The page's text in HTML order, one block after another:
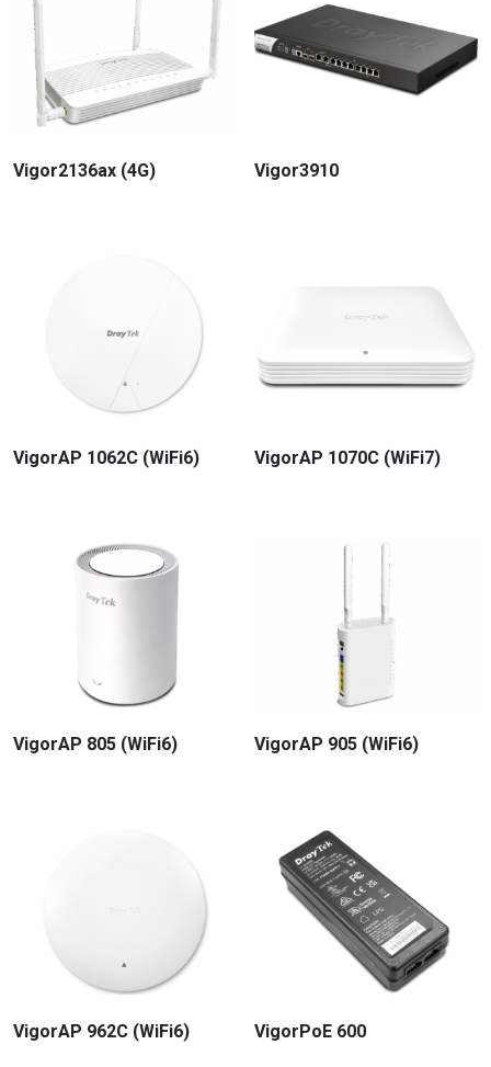
Vigor2136ax (4G) Vigor3910
VigorAP 1062C (WiFi6) VigorAP 1070C (WiFi7)
VigorAP 805 (WiFi6) VigorAP 905 (WiFi6)
VigorAP 962C (WiFi6) VigorPoE 600